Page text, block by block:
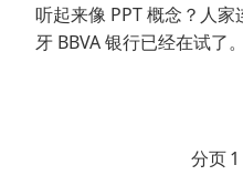
听起来像 PPT 概念？人
牙 BBVA 银行已经在试了。
分页1